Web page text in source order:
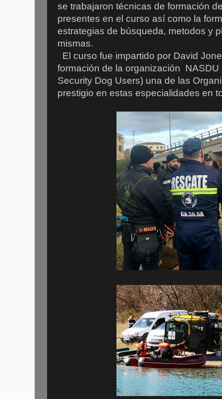
se trabajaron técnicas de formación
presentes en el curso así como la
estrategias de búsqueda, metodos y
mismas.
El curso fue impartido por David
formación de la organización NASDU
Security Dog Users) una de las
prestigio en estas especialidades en